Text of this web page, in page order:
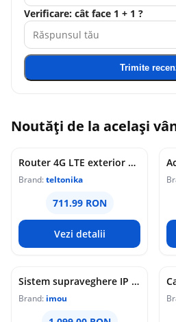
Verificare: cât face 1 + 1 ?
Trimite
Noutăți de la același
Router 4G LTE exterior Teltonika OTD144, WiFi, Cat 4, 150 Mbps, 2x porturi Ethernet, dual SIM, PoE, management de la distanta
Brand:teltonika
711.99 RON
Vezi detalii
Sistem supraveghere IP WiFi 6 cu panou solar Imou Full Color AOV AIR 2, 2 camere, 5MP, slot card, microfon/difuzor, IR/lumina alba 15m, 5000mAh, detectie om/vehicul, sirena
Brand: imou